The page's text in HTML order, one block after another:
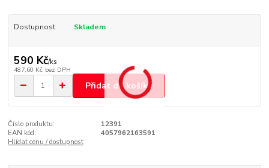
Dostupnost Skladem
590 Kč/ks
487,60 Kč bez DPH
Přidat do košíku
Číslo produktu:
12391
EAN kód:
4057962163591
Hlídat cenu / dostupnost